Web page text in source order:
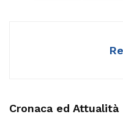
Cronaca ed Attualità